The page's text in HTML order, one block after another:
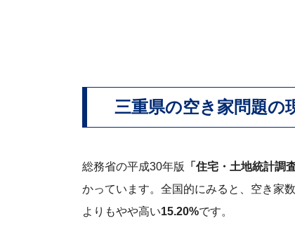
三重県の空き家問題の
総務省の平成30年版 「住宅・土地統計調
かっています。全国的にみると、空き家
よりもやや高い15.20%です。